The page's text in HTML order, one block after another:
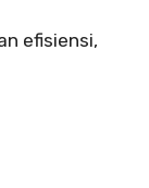
efisiensi,